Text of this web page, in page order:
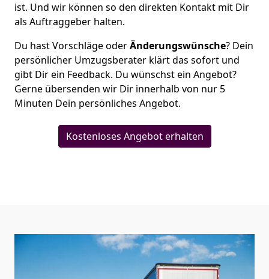
ist. Und wir können so den direkten Kontakt mit Dir
als Auftraggeber halten.
Du hast Vorschläge oderÄnderungswünsche? Dein
persönlicher Umzugsberater klärt das sofort und
gibt Dir ein Feedback. Du wünschst ein Angebot?
Gerne übersenden wir Dir innerhalb von nur 5
Minuten Dein persönliches Angebot.
Kostenloses Angebot erhalten